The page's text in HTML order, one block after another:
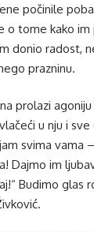
počinile
o tome kako im
donio radost,
prazninu.
prolazi
u nju i
svima vama
Dajmo im
Budimo glas